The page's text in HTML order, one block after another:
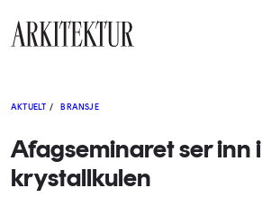
AKTUELT / BRANSJE
Afagseminaret ser inn i
krystallkulen